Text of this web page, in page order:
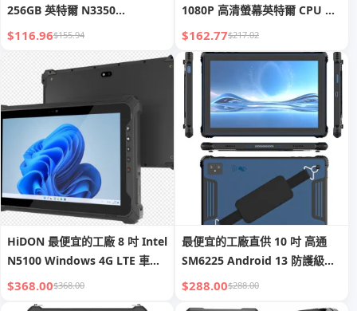
256GB 英特爾 N3350
4500mAH 批發筆記型電腦
Ordinateur 便攜式商務筆記型
電腦
$116.96$155.94
1080P 高清螢幕英特爾 CPU 商
務筆記型電腦酷睿奔騰筆記型電
腦
$162.77$217.02
HiDON 最便宜的工廠 8 吋 Intel
N5100 Windows 4G LTE 車載
耐用平板電腦，附車用支架與充
$368.00$368.00
最便宜的工廠直供 10 吋 高通
SM6225 Android 13 防護級平
板電腦，具 NFC、二維條碼閱讀
$288.00$288.00